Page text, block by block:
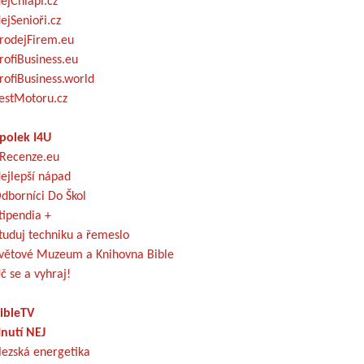
I4U
nápad
Do Škol
+
techniku a řemeslo
Muzeum a Knihovna Bible
se a vyhraj!
NEJ
energetika